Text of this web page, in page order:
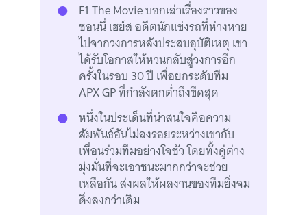
F1 The Movie บอกเล่าเรื่องราวของ
ซอนนี่ เฮย์ส อดีตนักแข่งรถที่ห่างหาย
ไปจากวงการหลังประสบอุบัติเหตุ เขา
ได้รับโอกาสให้หวนกลับสู่วงการอีก
ครั้งในรอบ 30 ปี เพื่อยกระดับทีม
APX GP ที่กำลังตกต่ำถึงขีดสุด
หนึ่งในประเด็นที่น่าสนใจคือความ
สัมพันธ์อันไม่ลงรอยระหว่างเขากับ
เพื่อนร่วมทีมอย่างโจชัว โดยทั้งคู่ต่าง
มุ่งมั่นที่จะเอาชนะมากกว่าจะช่วย
เหลือกัน ส่งผลให้ผลงานของทีมยิ่งจม
ดิ่งลงกว่าเดิม